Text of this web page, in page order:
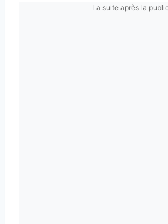
La suite après la